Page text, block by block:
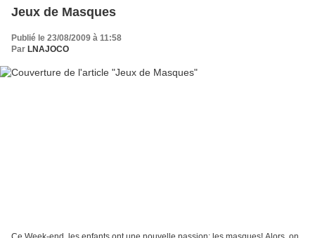
Jeux de Masques
Publié le 23/08/2009 à 11:58
Par LNAJOCO